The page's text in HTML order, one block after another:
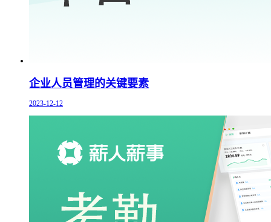
企业人员管理的关键要素
2023-12-12